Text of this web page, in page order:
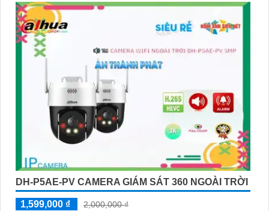
DH-P5AE-PV CAMERA GIÁM SÁT 360 NGOÀI TRỜI
1,599,000 ₫
2,000,000 ₫